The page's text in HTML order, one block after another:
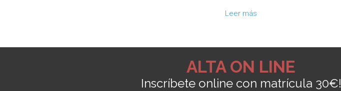
Leer más
ALTA ON LINE
Inscríbete online con matrícula 30€!